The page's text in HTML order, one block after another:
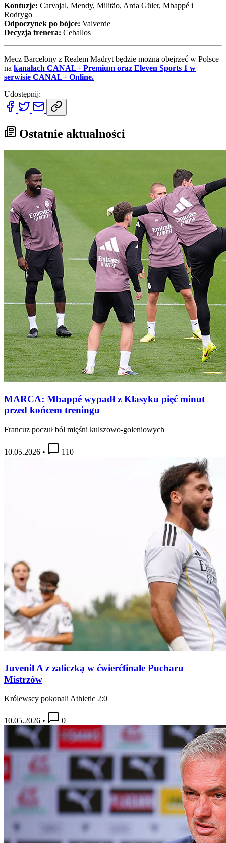
Kontuzje: Carvajal, Mendy, Militão, Arda Güler, Mbappé i
Rodrygo
Odpoczynek po bójce: Valverde
Decyzja trenera: Ceballos
Mecz Barcelony z Realem Madryt będzie można obejrzeć w Polsce
na kanałach CANAL+ Premium oraz Eleven Sports 1 w
serwisie CANAL+ Online.
Udostępnij:
Ostatnie aktualności
MARCA: Mbappé wypadł z Klasyku pięć minut
przed końcem treningu
Francuz poczuł ból mięśni kulszowo-goleniowych
10.05.2026 • 110
Juvenil A z zaliczką w ćwierćfinale Pucharu
Mistrzów
Królewscy pokonali Athletic 2:0
10.05.2026 • 0